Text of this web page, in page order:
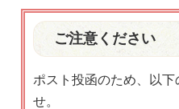
ご注意ください
ポスト投函のため、以下
せ。